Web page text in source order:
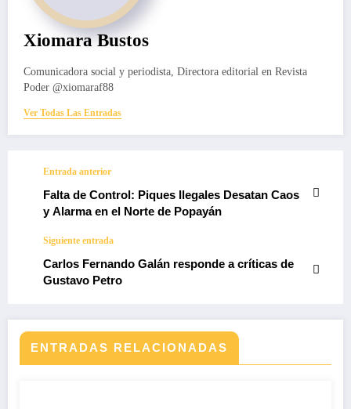
Xiomara Bustos
Comunicadora social y periodista, Directora editorial en Revista
Poder @xiomaraf88
Ver Todas Las Entradas
Entrada anterior
Falta de Control: Piques Ilegales Desatan Caos
y Alarma en el Norte de Popayán
Siguiente entrada
Carlos Fernando Galán responde a críticas de
Gustavo Petro
ENTRADAS RELACIONADAS